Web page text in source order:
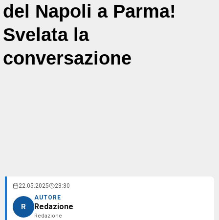
del Napoli a Parma!
Svelata la
conversazione
22.05.2025 23:30
R
AUTORE
Redazione
Redazione